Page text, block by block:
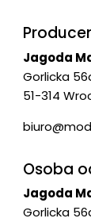
Jagoda
Gorlicka
51-314
Osoba
Jagoda
Gorlicka